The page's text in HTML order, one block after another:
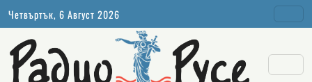
Четвъртък, 6 Август 2026